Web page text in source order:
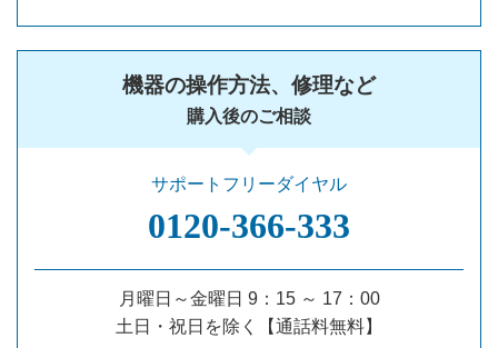
機器の操作方法、修理など
購入後のご相談
サポートフリーダイヤル
0120‐366‐333
月曜日～金曜日 9：15 ～ 17：00
土日・祝日を除く【通話料無料】